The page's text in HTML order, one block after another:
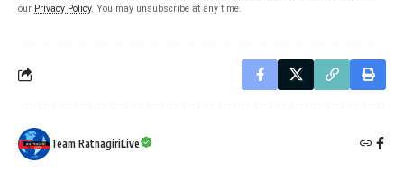
our Privacy Policy. You may unsubscribe at any time.
Team RatnagiriLive